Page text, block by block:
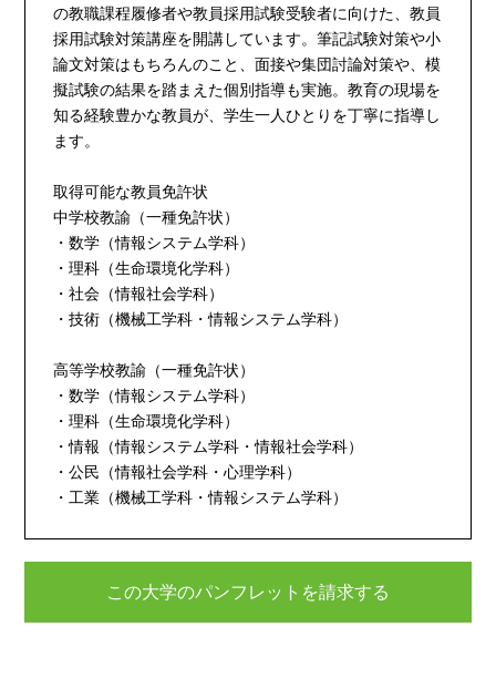
の教職課程履修者や教員採用試験受験者に向けた、教員
採用試験対策講座を開講しています。筆記試験対策や小
論文対策はもちろんのこと、面接や集団討論対策や、模
擬試験の結果を踏まえた個別指導も実施。教育の現場を
知る経験豊かな教員が、学生一人ひとりを丁寧に指導し
ます。
取得可能な教員免許状
中学校教諭（一種免許状）
・数学（情報システム学科）
・理科（生命環境化学科）
・社会（情報社会学科）
・技術（機械工学科・情報システム学科）
高等学校教諭（一種免許状）
・数学（情報システム学科）
・理科（生命環境化学科）
・情報（情報システム学科・情報社会学科）
・公民（情報社会学科・心理学科）
・工業（機械工学科・情報システム学科）
この大学のパンフレットを請求する